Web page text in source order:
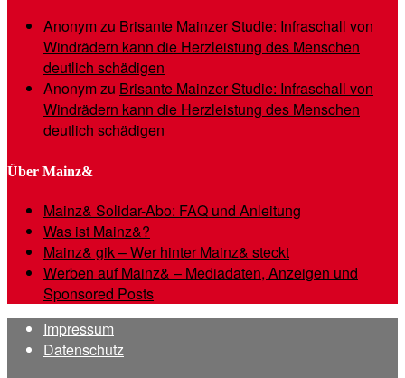
Anonymzu Brisante Mainzer Studie: Infraschall von
Windrädern kann die Herzleistung des Menschen
deutlich schädigen
Anonymzu Brisante Mainzer Studie: Infraschall von
Windrädern kann die Herzleistung des Menschen
deutlich schädigen
Über Mainz&
Mainz& Solidar-Abo: FAQ und Anleitung
Was ist Mainz&?
Mainz& gik – Wer hinter Mainz& steckt
Werben auf Mainz& – Mediadaten, Anzeigen und
Sponsored Posts
Impressum
Datenschutz